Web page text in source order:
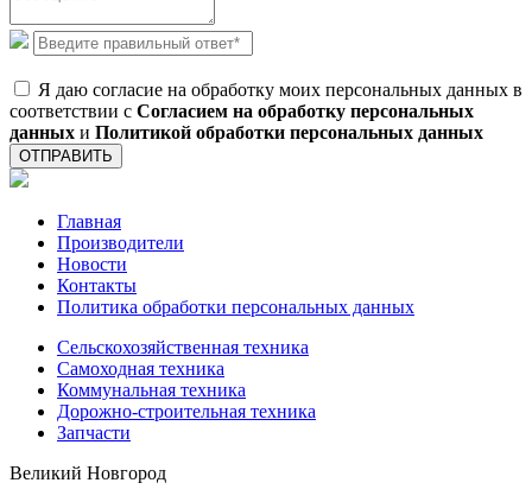
Я даю согласие на обработку моих персональных данных в
соответствии с Согласием на обработку персональных
данных и Политикой обработки персональных данных
ОТПРАВИТЬ
Главная
Производители
Новости
Контакты
Политика обработки персональных данных
Сельскохозяйственная техника
Самоходная техника
Коммунальная техника
Дорожно-строительная техника
Запчасти
Великий Новгород